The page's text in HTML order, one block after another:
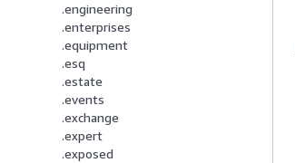
.engineering
.enterprises
.equipment
.esq
.estate
.events
.exchange
.expert
.exposed